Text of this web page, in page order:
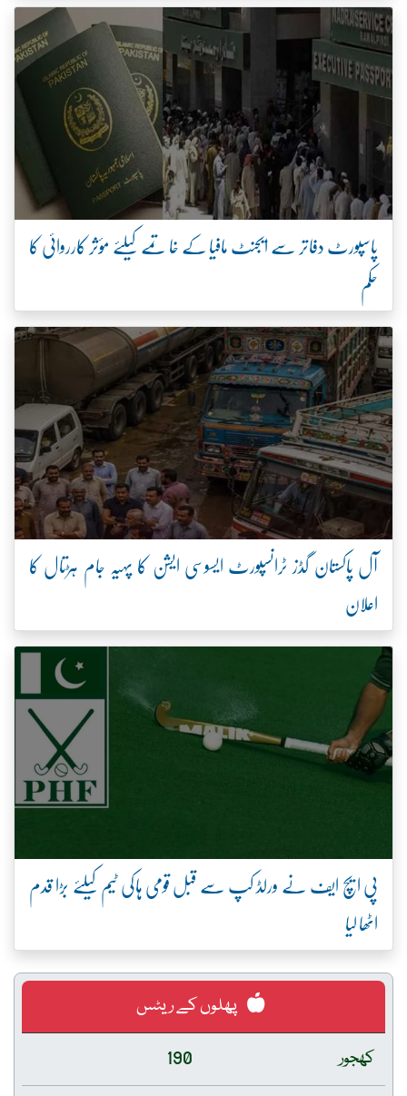
پاسپورٹ دفاتر سے ایجنٹ مافیا کے خاتمے کیلئے مؤثر کارروائی کا
حکم
آل پاکستان گڈز ٹرانسپورٹ ایسوسی ایشن کا پہیہ جام ہڑتال کا
اعلان
پی ایچ ایف نے ورلڈ کپ سے قبل قومی ہاکی ٹیم کیلئے بڑا قدم
اٹھا لیا
پھلوں کے ریٹس
کھجور
190